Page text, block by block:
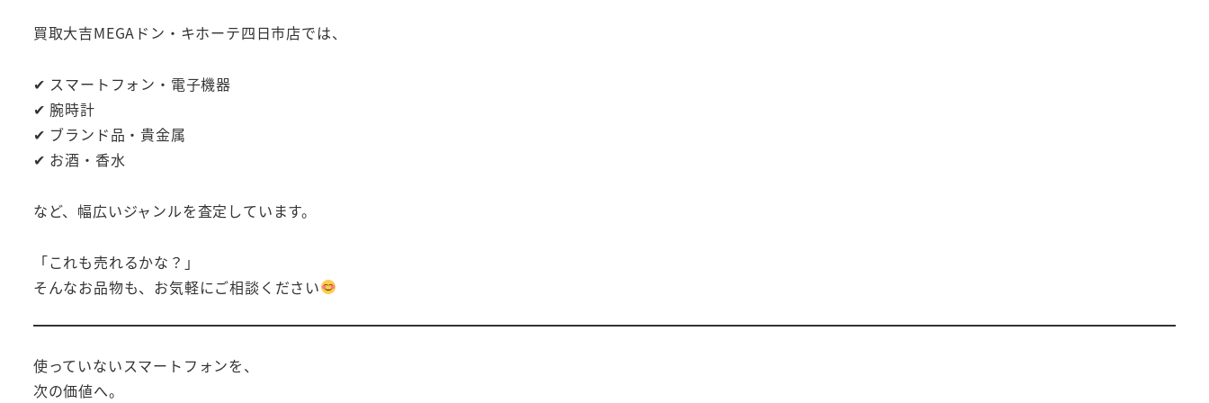
買取大吉MEGAドン・キホーテ四日市店では、
✔ スマートフォン・電子機器
✔ 腕時計
✔ ブランド品・貴金属
✔ お酒・香水
など、幅広いジャンルを査定しています。
「これも売れるかな？」
そんなお品物も、お気軽にご相談ください
使っていないスマートフォンを、
次の価値へ。